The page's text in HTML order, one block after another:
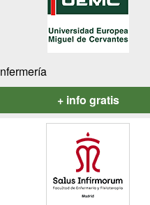
+ info gratis